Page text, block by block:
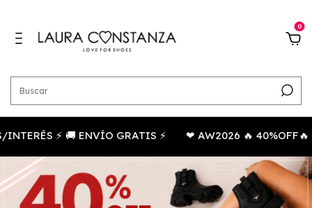
0
⚡ 🚚 ENVÍO GRATIS ⚡ ❤ AW2026 🔥 40%OFF🔥